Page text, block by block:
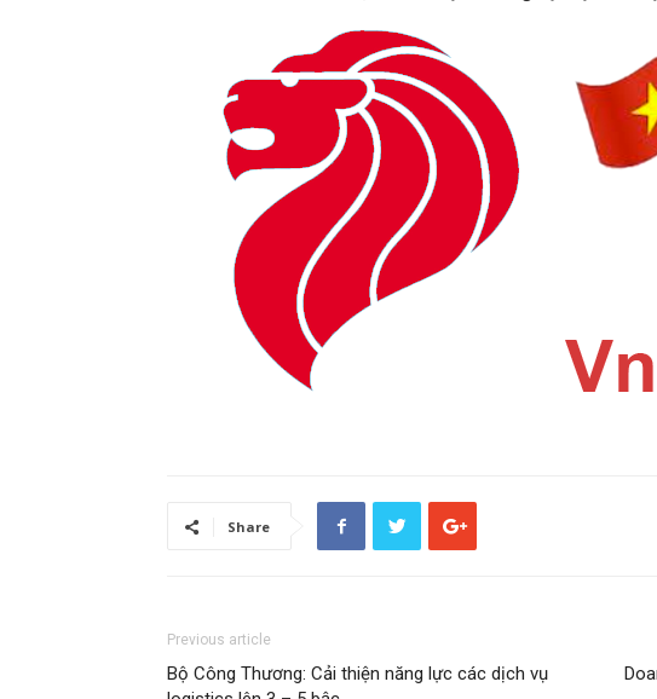
Share
Previous article
Bộ Công Thương: Cải thiện năng lực các dịch vụ